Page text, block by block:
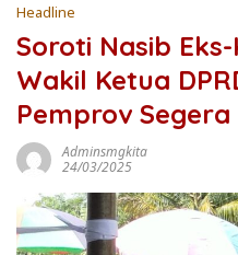
Headline
Soroti Nasib
Wakil Ketua
Pemprov
Adminsmgkita
24/03/2025